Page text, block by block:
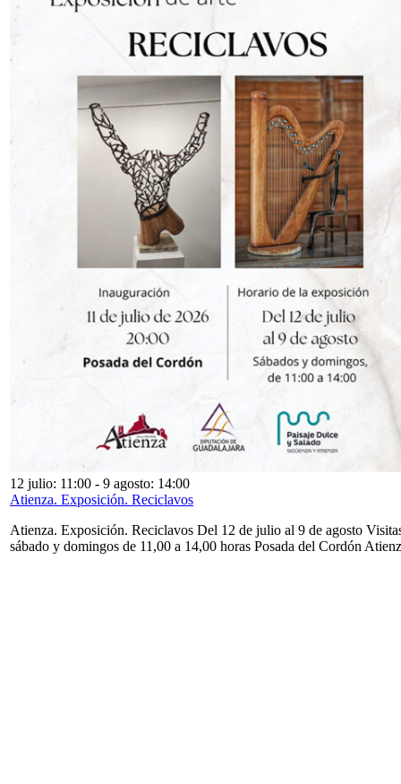
12 julio: 11:00 - 9 agosto: 14:00
Atienza. Exposición. Reciclavos
Atienza. Exposición. Reciclavos Del 12 de julio al 9 de agosto
sábado y domingos de 11,00 a 14,00 horas Posada del Cordón